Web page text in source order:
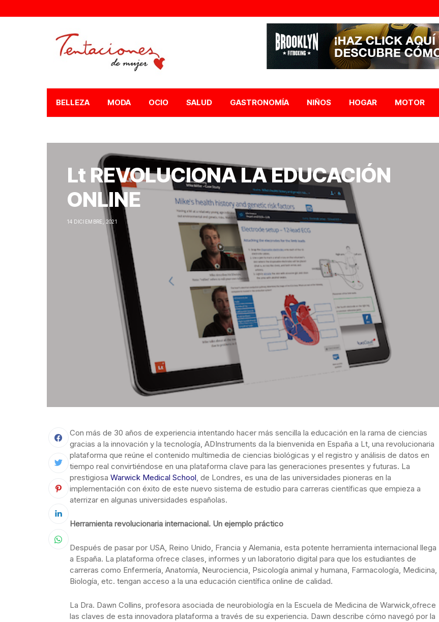
BELLEZA MODA OCIO SALUD GASTRONOMÍA NIÑOS HOGAR MOTOR
Lt REVOLUCIONA LA EDUCACIÓN
ONLINE
14 DICIEMBRE, 2021
Con más de 30 años de experiencia intentando hacer más sencilla la educación en la rama de ciencias
gracias a la innovación y la tecnología, ADInstruments da la bienvenida en España a Lt, una revolucionaria
plataforma que reúne el contenido multimedia de ciencias biológicas y el registro y análisis de datos en
tiempo real convirtiéndose en una plataforma clave para las generaciones presentes y futuras. La
prestigiosa Warwick Medical School, de Londres, es una de las universidades pioneras en la
implementación con éxito de este nuevo sistema de estudio para carreras científicas que empieza a
aterrizar en algunas universidades españolas.
Herramienta revolucionaria internacional. Un ejemplo práctico
Después de pasar por USA, Reino Unido, Francia y Alemania, esta potente herramienta internacional llega
a España. La plataforma ofrece clases, informes y un laboratorio digital para que los estudiantes de
carreras como Enfermería, Anatomía, Neurociencia, Psicología animal y humana, Farmacología, Medicina,
Biología, etc. tengan acceso a la una educación científica online de calidad.
La Dra. Dawn Collins, profesora asociada de neurobiología en la Escuela de Medicina de Warwick,ofrece
las claves de esta innovadora plataforma a través de su experiencia. Dawn describe cómo navegó por la